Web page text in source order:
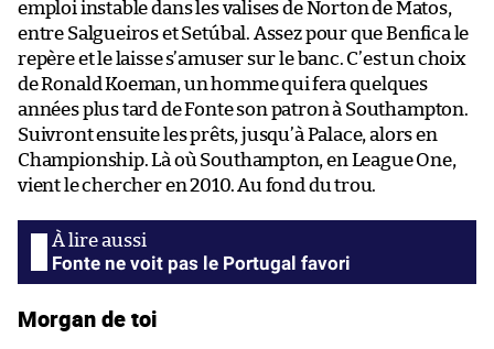
emploi instable dans les valises de Norton de Matos,
entre Salgueiros et Setúbal. Assez pour que Benfica le
repère et le laisse s’amuser sur le banc. C’est un choix
de Ronald Koeman, un homme qui fera quelques
années plus tard de Fonte son patron à Southampton.
Suivront ensuite les prêts, jusqu’à Palace, alors en
Championship. Là où Southampton, en League One,
vient le chercher en 2010. Au fond du trou.
Fonte ne voit pas le Portugal favori
Morgan de toi